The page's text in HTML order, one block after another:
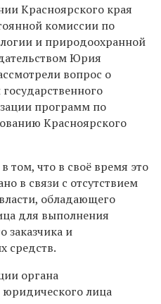
Красноярского края
комиссии по
и природоохранной
Юрия
вопрос о
программ по
Красноярского
том, что в своё время это
в связи с отсутствием
обладающего
для выполнения
заказчика и
средств.
органа
юридического лица